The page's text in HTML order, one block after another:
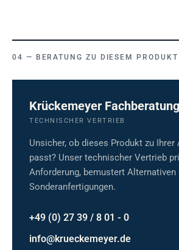
BERATUNG ZU DIESEM PRODUKT
Krückemeyer Fachberatung
TECHNISCHER VERTRIEB
Unsicher, ob dieses Produkt zu Ihrer
passt? Unser technischer Vertrieb
Anforderung, bemustert
Sonderanfertigungen.
+49 (0) 27 39 / 8 01 - 0
info@krueckemeyer.de